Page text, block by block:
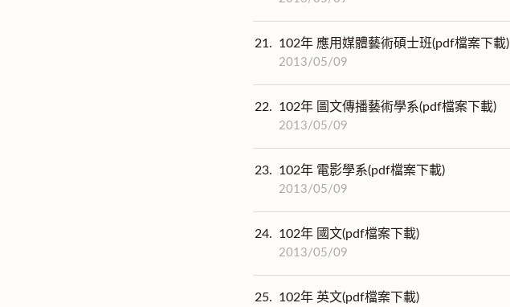
21. 102年 應用媒體藝術碩士班(pdf檔案下載)
2013/05/09
22. 102年 圖文傳播藝術學系(pdf檔案下載)
2013/05/09
23. 102年 電影學系(pdf檔案下載)
2013/05/09
24. 102年 國文(pdf檔案下載)
2013/05/09
25. 102年 英文(pdf檔案下載)